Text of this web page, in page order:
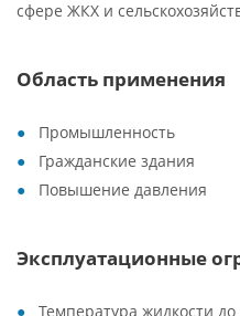
сфере ЖКХ и
Область применения
Промышленность
Гражданские здания
Повышение давления
Эксплуатационные
Температура жидкости до